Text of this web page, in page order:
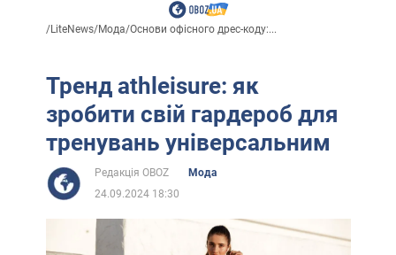
/LiteNews/Мода/Основи офісного дрес-коду:...
Тренд athleisure: як
зробити свій гардероб для
тренувань універсальним
Редакція OBOZ
Мода
24.09.2024 18:30